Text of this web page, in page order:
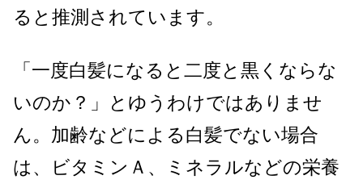
ると推測されています。
「一度白髪になると二度と黒くならな
いのか？」とゆうわけではありませ
ん。加齢などによる白髪でない場合
は、ビタミンＡ、ミネラルなどの栄養